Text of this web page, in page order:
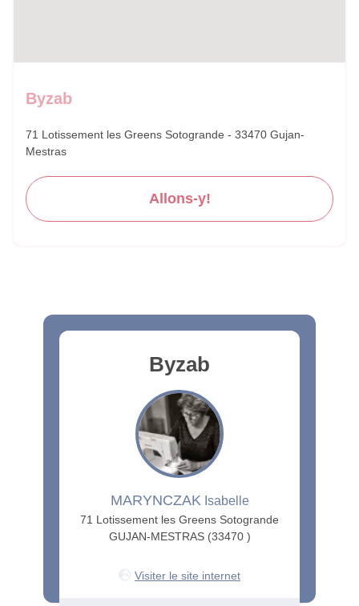
Byzab
71 Lotissement les Greens Sotogrande - 33470 Gujan-
Mestras
Allons-y!
Byzab
MARYNCZAK Isabelle
71 Lotissement les Greens Sotogrande
GUJAN-MESTRAS (33470 )
Visiter le site internet